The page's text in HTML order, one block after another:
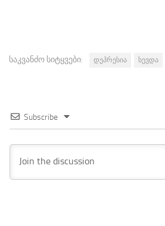
საკვანძო სიტყვები: დეპრესია სევდა
Subscribe